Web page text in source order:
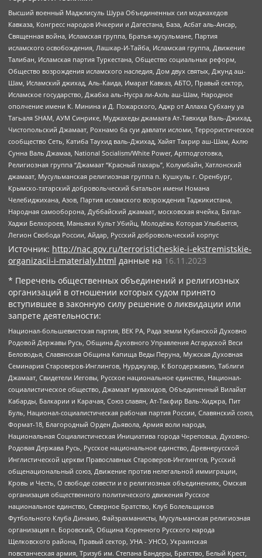
Высший военный Маджлисуль Шура Объединенных сил моджахедов
Кавказа, Конгресс народов Ичкерии и Дагестана, База, Асбат аль-Ансар,
Священная война, Исламская группа, Братья-мусульмане, Партия
исламского освобождения, Лашкар-И-Тайба, Исламская группа, Движение
Талибан, Исламская партия Туркестана, Общество социальных реформ,
Общество возрождения исламского наследия, Дом двух святых, Джунд аш-
Шам, Исламский джихад, Аль-Каида, Имарат Кавказ, АБТО, Правый сектор,
Исламское государство, Джабха аль-Нусра ли-Ахль аш-Шам, Народное
ополчение имени К. Минина и Д. Пожарского, Аджр от Аллаха Субхану уа
Тагьаля SHAM, АУМ Синрике, Муджахеды джамаата Ат-Тавхида Валь-Джихад,
Чистопольский Джамаат, Рохнамо ба суи давлати исломи, Террористическое
сообщество Сеть, Катиба Таухид валь-Джихад, Хайят Тахрир аш-Шам, Ахлю
Сунна Валь Джамаа, National Socialism/White Power, Артподготовка,
Религиозная группа “Джамаат “Красный пахарь”, Колумбайн, Хатлонский
джамаат, Мусульманская религиозная группа п. Кушкуль г. Оренбург,
Крымско-татарский добровольческий батальон имени Номана
Челебиджихана, Азов, Партия исламского возрождения Таджикистана,
Народная самооборона, Дуббайский джамаат, московская ячейка, Батал-
Хаджи Белхороев, Маньяки Культ Убийц, Молодёжь Которая Улыбается,
Легион Свобода России, Айдар, Русский добровольческий корпус
Источник: http://nac.gov.ru/terroristicheskie-i-ekstremistskie-
organizacii-i-materialy.html данные на 16.11.2023
* Перечень общественных объединений и религиозных
организаций в отношении которых судом принято
вступившее в законную силу решение о ликвидации или
запрете деятельности:
Национал-большевистская партия, ВЕК РА, Рада земли Кубанской Духовно
Родовой Державы Русь, Община Духовного Управления Асгардской Веси
Беловодья, Славянская Община Капища Веды Перуна, Мужская Духовная
Семинария Староверов-Инглингов, Нурджулар, К Богодержавию, Таблиги
Джамаат, Свидетели Иеговы, Русское национальное единство, Национал-
социалистическое общество, Джамаат мувахидов, Объединенный Вилайат
Кабарды, Балкарии и Карачая, Союз славян, Ат-Такфир Валь-Хиджра, Пит
Буль, Национал-социалистическая рабочая партия России, Славянский союз,
Формат-18, Благородный Орден Дьявола, Армия воли народа,
Национальная Социалистическая Инициатива города Череповца, Духовно-
Родовая Держава Русь, Русское национальное единство, Древнерусской
Инглистической церкви Православных Староверов-Инглингов, Русский
общенациональный союз, Движение против нелегальной иммиграции,
Кровь и Честь, О свободе совести и о религиозных объединениях, Омская
организация общественного политического движения Русское
национальное единство, Северное Братство, Клуб Болельщиков
Футбольного Клуба Динамо, Файзрахманисты, Мусульманская религиозная
организация п. Боровский, Община Коренного Русского народа
Щелковского района, Правый сектор, УНА - УНСО, Украинская
повстанческая армия, Тризуб им. Степана Бандеры, Братство, Белый Крест,